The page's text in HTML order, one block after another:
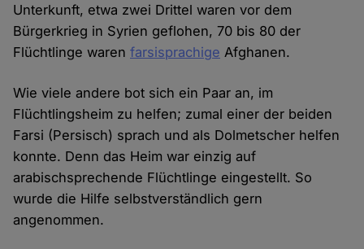
Unterkunft, etwa zwei Drittel waren vor dem
Bürgerkrieg in Syrien geflohen, 70 bis 80 der
Flüchtlinge warenfarsisprachige Afghanen.
Wie viele andere bot sich ein Paar an, im
Flüchtlingsheim zu helfen; zumal einer der beiden
Farsi (Persisch) sprach und als Dolmetscher helfen
konnte. Denn das Heim war einzig auf
arabischsprechende Flüchtlinge eingestellt. So
wurde die Hilfe selbstverständlich gern
angenommen.